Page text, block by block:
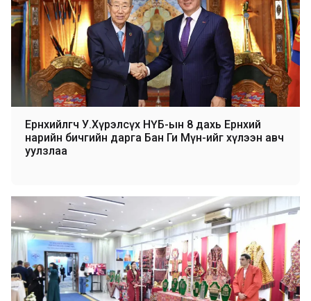
Ерөнхийлөгч У.Хүрэлсүх НҮБ-ын 8 дахь Ерөнхий
нарийн бичгийн дарга Бан Ги Мүн-ийг хүлээн авч
уулзлаа